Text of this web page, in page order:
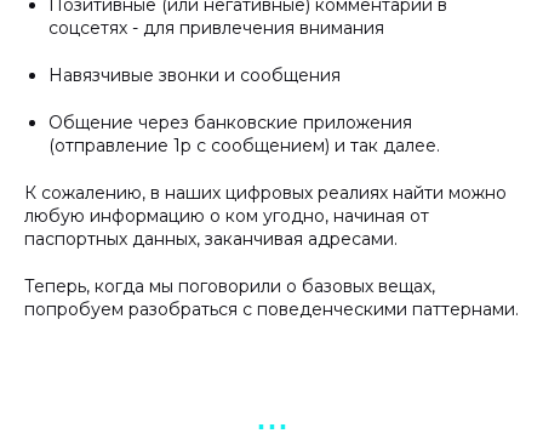
соцсетях - для привлечения внимания
Навязчивые звонки и сообщения
Общение через банковские приложения
(отправление 1р с сообщением) и так далее.
К сожалению, в наших цифровых реалиях найти можно
любую информацию о ком угодно, начиная от
паспортных данных, заканчивая адресами.
Теперь, когда мы поговорили о базовых вещах,
попробуем разобраться с поведенческими паттернами.
▪︎ ▪︎ ▪︎